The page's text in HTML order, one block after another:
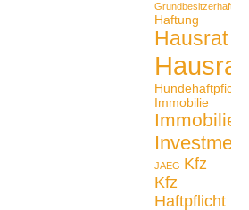
Haftung
Hausrat
Hundehaftpficht
Immobilie
JAEG Kfz
Kfz
Haftpflicht